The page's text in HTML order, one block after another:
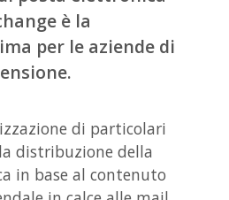
è la
per le aziende di
di particolari
distribuzione della
in base al contenuto